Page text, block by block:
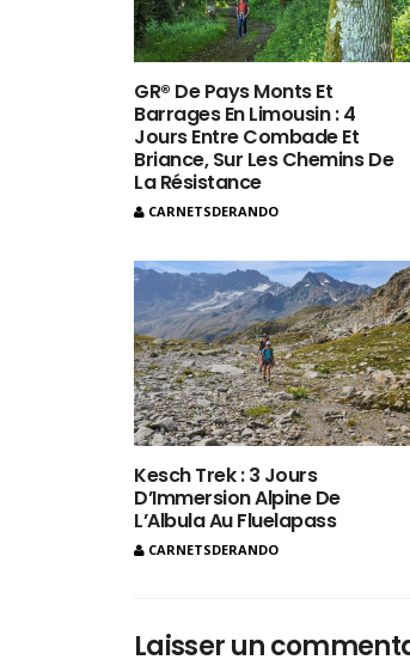
GR® De Pays Monts Et
Barrages En Limousin : 4
Jours Entre Combade Et
Briance, Sur Les Chemins De
La Résistance
CARNETSDERANDO
Kesch Trek : 3 Jours
D’Immersion Alpine De
L’Albula Au Fluelapass
CARNETSDERANDO
Laisser un